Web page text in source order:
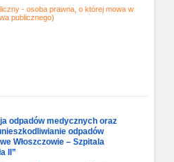
- osoba prawna, o której mowa w
publicznego)
odpadów medycznych oraz
odpadów
Włoszczowie – Szpitala
II”